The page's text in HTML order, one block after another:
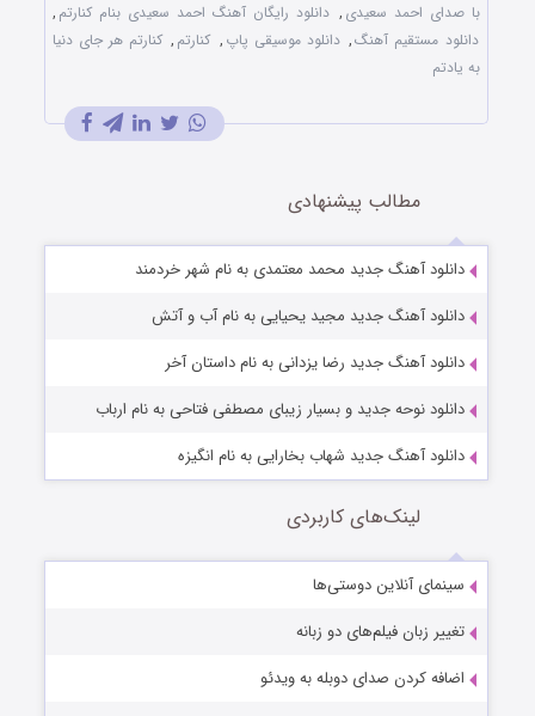
با صدای احمد سعیدی , دانلود رایگان آهنگ احمد سعیدی بنام کنارتم ,
دانلود مستقیم آهنگ, دانلود موسیقی پاپ , کنارتم , کنارتم هر جای دنیا
به یادتم
مطالب پیشنهادی
دانلود آهنگ جدید محمد معتمدی به نام شهر خردمند
دانلود آهنگ جدید مجید یحیایی به نام آب و آتش
دانلود آهنگ جدید رضا یزدانی به نام داستان آخر
دانلود نوحه جدید و بسیار زیبای مصطفی فتاحی به نام ارباب
دانلود آهنگ جدید شهاب بخارایی به نام انگیزه
لینک‌های کاربردی
سینمای آنلاین دوستی‌ها
تغییر زبان فیلم‌های دو زبانه
اضافه کردن صدای دوبله به ویدئو